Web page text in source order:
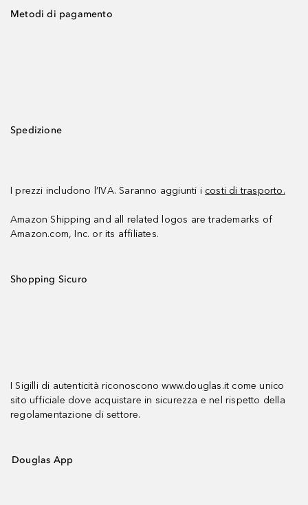
Metodi di pagamento
Spedizione
I prezzi includono l’IVA. Saranno aggiunti i costi di trasporto.
Amazon Shipping and all related logos are trademarks of
Amazon.com, Inc. or its affiliates.
Shopping Sicuro
I Sigilli di autenticità riconoscono www.douglas.it come unico
sito ufficiale dove acquistare in sicurezza e nel rispetto della
regolamentazione di settore.
Douglas App